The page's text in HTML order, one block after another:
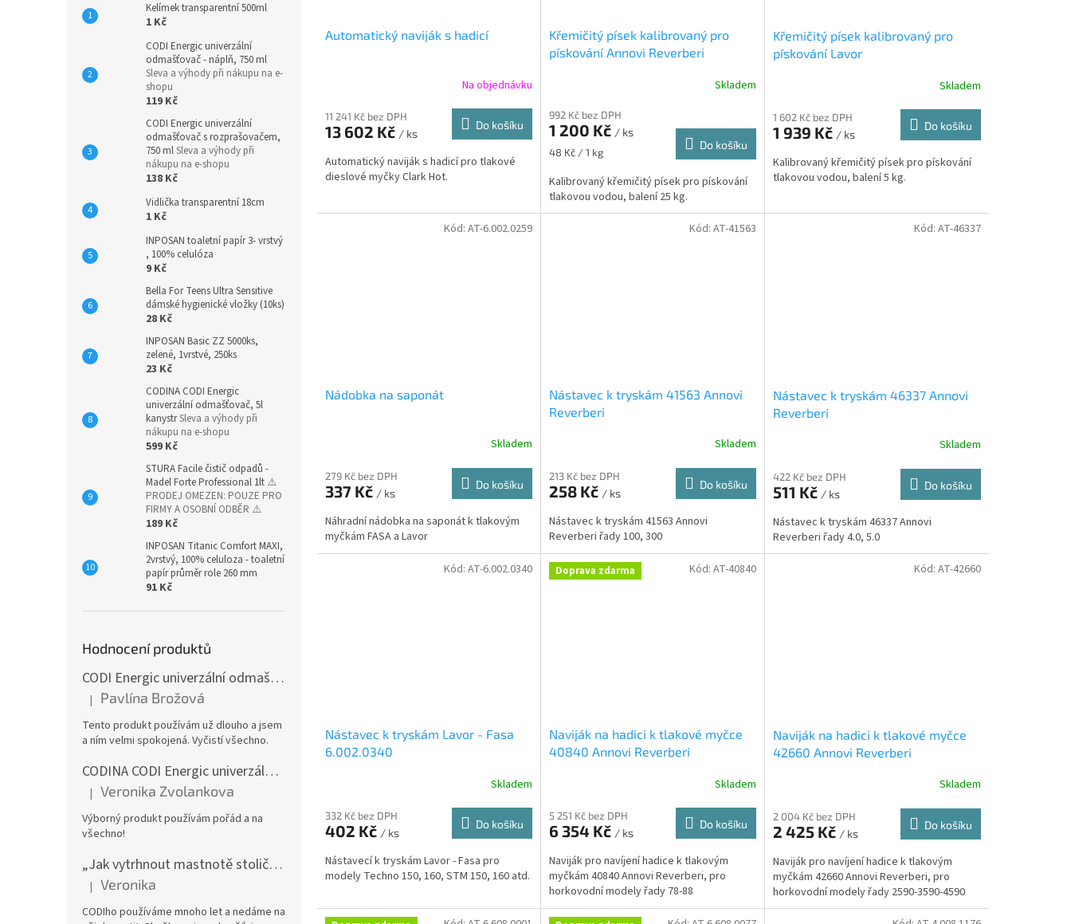
Kelímek transparentní 500ml
1 Kč
CODI Energic univerzální
odmašťovač - náplň, 750 ml
Sleva a výhody při nákupu na e-
shopu
119 Kč
CODI Energic univerzální
odmašťovač s rozprašovačem,
750 mlSleva a výhody při
nákupu na e-shopu
138 Kč
Vidlička transparentní 18cm
1 Kč
INPOSAN toaletní papír 3- vrstvý
, 100% celulóza
9 Kč
Bella For Teens Ultra Sensitive
dámské hygienické vložky (10ks)
28 Kč
INPOSAN Basic ZZ 5000ks,
zelené, 1vrstvé, 250ks
23 Kč
CODINA CODI Energic
univerzální odmašťovač, 5l
kanystrSleva a výhody při
nákupu na e-shopu
599 Kč
STURA Facile čistič odpadů -
Madel Forte Professional 1lt ⚠️
PRODEJ OMEZEN: POUZE PRO
FIRMY A OSOBNÍ ODBĚR ⚠️
189 Kč
INPOSAN Titanic Comfort MAXI,
2vrstvý, 100% celuloza - toaletní
papír průměr role 260 mm
91 Kč
Hodnocení produktů
CODI Energic univerzální odmašťovač s rozprašovačem, 750 ml
Hodnocení produktu je 5 z 5 hvězdiček.
| Pavlína Brožová
Tento produkt používám už dlouho a jsem
a ním velmi spokojená. Vyčistí všechno.
CODINA CODI Energic univerzální odmašťovač, 5l kanystr
Hodnocení produktu je 5 z 5 hvězdiček.
| Veronika Zvolankova
Výborný produkt používám pořád a na
všechno!
„Jak vytrhnout mastnotě stoličku“ – CODI Energic univerzální odmašťovač 750 ml (náplň), karton 12 ks | dlouhodobá zásoba výhodný karton 12 ks, náplň 750 ml,
Hodnocení produktu je 5 z 5 hvězdiček.
| Veronika
CODIho používáme mnoho let a nedáme na
Automatický naviják s hadicí
Na objednávku
11 241 Kč bez DPH
13 602 Kč / ks
Do košíku
Automatický naviják s hadicí pro tlakové
dieslové myčky Clark Hot.
Křemičitý písek kalibrovaný pro
pískování Annovi Reverberi
Skladem
992 Kč bez DPH
1 200 Kč / ks
Měrná
48 Kč / 1 kg
Do košíku
Kalibrovaný křemičitý písek pro pískování
tlakovou vodou, balení 25 kg.
Křemičitý písek kalibrovaný pro
pískování Lavor
Skladem
1 602 Kč bez DPH
1 939 Kč / ks
Do košíku
Kalibrovaný křemičitý písek pro pískování
tlakovou vodou, balení 5 kg.
Nádobka na saponát
Skladem
279 Kč bez DPH
337 Kč / ks
Do košíku
Náhradní nádobka na saponát k tlakovým
myčkám FASA a Lavor
Kód: AT-6.002.0259
Nástavec k tryskám 41563 Annovi
Reverberi
Skladem
213 Kč bez DPH
258 Kč / ks
Do košíku
Nástavec k tryskám 41563 Annovi
Reverberi řady 100, 300
Kód: AT-41563
Nástavec k tryskám 46337 Annovi
Reverberi
Skladem
422 Kč bez DPH
511 Kč / ks
Do košíku
Nástavec k tryskám 46337 Annovi
Reverberi řady 4.0, 5.0
Kód: AT-46337
Nástavec k tryskám Lavor - Fasa
6.002.0340
Skladem
332 Kč bez DPH
402 Kč / ks
Do košíku
Nástavecí k tryskám Lavor - Fasa pro
modely Techno 150, 160, STM 150, 160 atd.
Kód: AT-6.002.0340 Doprava zdarma
Naviják na hadici k tlakové myčce
40840 Annovi Reverberi
Skladem
5 251 Kč bez DPH
6 354 Kč / ks
Do košíku
Naviják pro navíjení hadice k tlakovým
myčkám 40840 Annovi Reverberi, pro
horkovodní modely řady 78-88
Kód: AT-40840
Naviják na hadici k tlakové myčce
42660 Annovi Reverberi
Skladem
2 004 Kč bez DPH
2 425 Kč / ks
Do košíku
Naviják pro navíjení hadice k tlakovým
myčkám 42660 Annovi Reverberi, pro
horkovodní modely řady 2590-3590-4590
Kód: AT-42660